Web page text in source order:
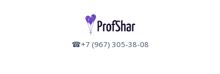
☎+7 (967) 305-38-08